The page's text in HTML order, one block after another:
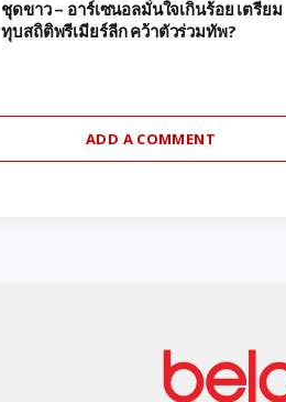
ชุดขาว – อาร์เซนอลมั่นใจเกินร้อย เตรียม
ทุบสถิติพรีเมียร์ลีก คว้าตัวร่วมทัพ?
ADD A COMMENT